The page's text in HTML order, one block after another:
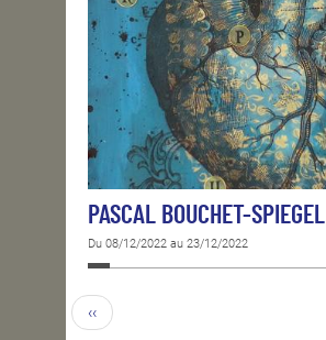
PASCAL BOUCHET-SPIEGEL
Du 08/12/2022 au 23/12/2022
‹‹